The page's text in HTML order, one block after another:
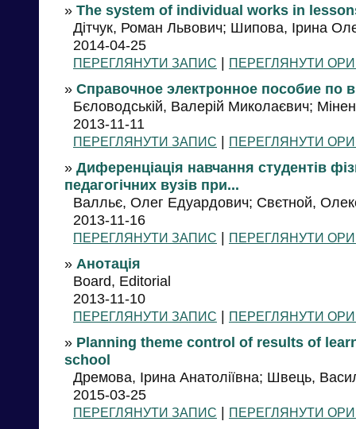
» The system of individual works in
Дітчук, Роман Львович; Шипова, Ірина
2014-04-25
ПЕРЕГЛЯНУТИ ЗАПИС | ПЕРЕГЛЯНУТИ
» Справочное электронное пособие по
Бєловодській, Валерій Миколаєвич;
2013-11-11
ПЕРЕГЛЯНУТИ ЗАПИС | ПЕРЕГЛЯНУТИ
» Диференціація навчання студентів
педагогічних вузів при...
Валльє, Олег Едуардович; Свєтной,
2013-11-16
ПЕРЕГЛЯНУТИ ЗАПИС | ПЕРЕГЛЯНУТИ
» Анотація
Board, Editorial
2013-11-10
ПЕРЕГЛЯНУТИ ЗАПИС | ПЕРЕГЛЯНУТИ
» Planning theme control of results of
school
Дремова, Ірина Анатоліївна; Швець,
2015-03-25
ПЕРЕГЛЯНУТИ ЗАПИС | ПЕРЕГЛЯНУТИ